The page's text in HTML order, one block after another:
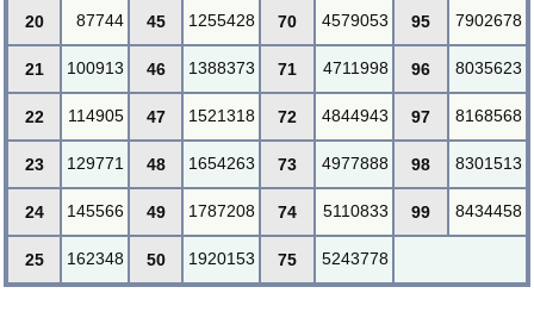
20 87744 45 1255428 70 4579053 95 7902678
21 100913 46 1388373 71 4711998 96 8035623
22 114905 47 1521318 72 4844943 97 8168568
23 129771 48 1654263 73 4977888 98 8301513
24 145566 49 1787208 74 5110833 99 8434458
25 162348 50 1920153 75 5243778